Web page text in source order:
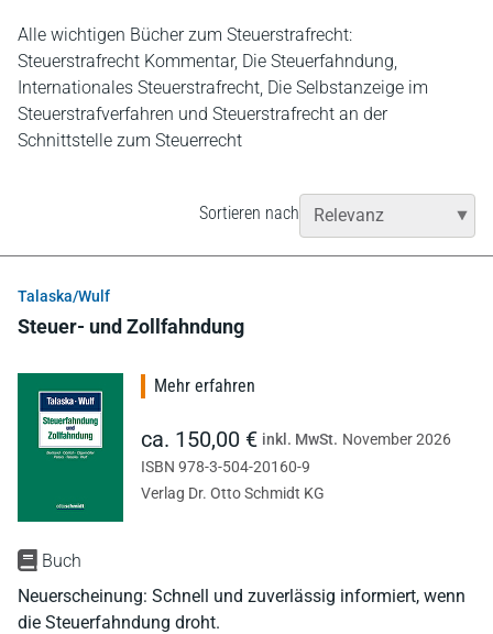
Alle wichtigen Bücher zum Steuerstrafrecht:
Steuerstrafrecht Kommentar, Die Steuerfahndung,
Internationales Steuerstrafrecht, Die Selbstanzeige im
Steuerstrafverfahren und Steuerstrafrecht an der
Schnittstelle zum Steuerrecht
Sortieren nach
Talaska/Wulf
Steuer- und Zollfahndung
Buch
Neuerscheinung: Schnell und zuverlässig informiert, wenn
die Steuerfahndung droht.
Mehr erfahren
ca. 150,00 € inkl. MwSt. November 2026
ISBN 978-3-504-20160-9
Verlag Dr. Otto Schmidt KG